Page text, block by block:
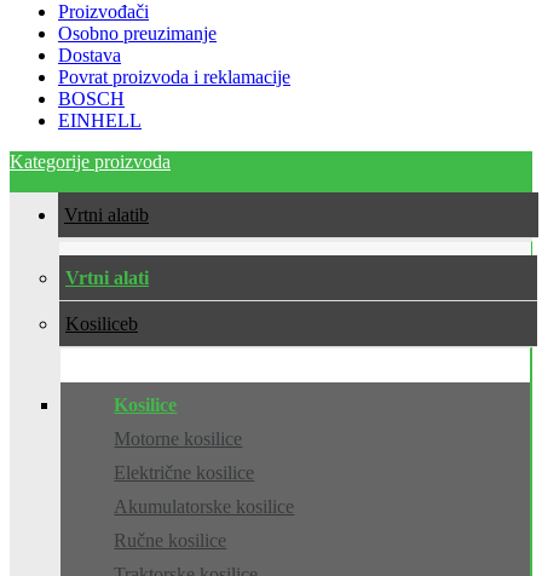
Proizvođači
Osobno preuzimanje
Dostava
Povrat proizvoda i reklamacije
BOSCH
EINHELL
Kategorije proizvoda
Vrtni alati
Vrtni alati
Kosilice
Kosilice
Motorne kosilice
Električne kosilice
Akumulatorske kosilice
Ručne kosilice